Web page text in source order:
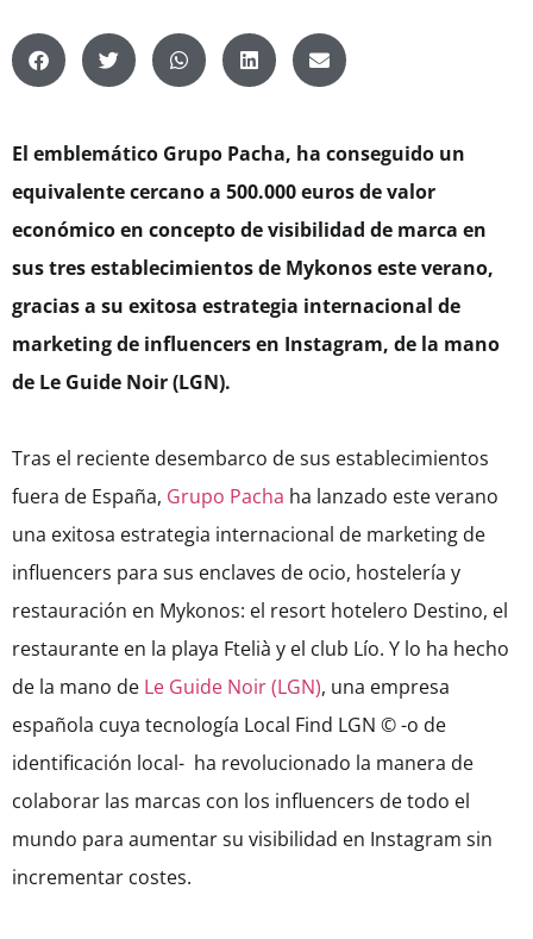
El emblemático Grupo Pacha, ha conseguido un
equivalente cercano a 500.000 euros de valor
económico en concepto de visibilidad de marca en
sus tres establecimientos de Mykonos este verano,
gracias a su exitosa estrategia internacional de
marketing de influencers en Instagram, de la mano
de Le Guide Noir (LGN).
Tras el reciente desembarco de sus establecimientos
fuera de España, Grupo Pacha ha lanzado este verano
una exitosa estrategia internacional de marketing de
influencers para sus enclaves de ocio, hostelería y
restauración en Mykonos: el resort hotelero Destino, el
restaurante en la playa Ftelià y el club Lío. Y lo ha hecho
de la mano de Le Guide Noir (LGN), una empresa
española cuya tecnología Local Find LGN © -o de
identificación local- ha revolucionado la manera de
colaborar las marcas con los influencers de todo el
mundo para aumentar su visibilidad en Instagram sin
incrementar costes.